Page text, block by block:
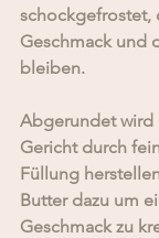
schockgefrostet,
Geschmack und
bleiben.
Abgerundet wird
Gericht durch
Füllung
Butter dazu um
Geschmack zu